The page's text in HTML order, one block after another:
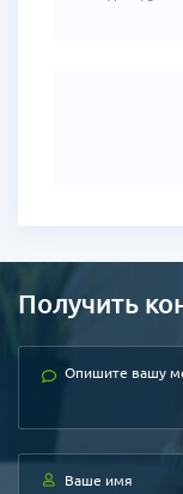
Получить